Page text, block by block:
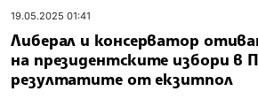
19.05.2025 01:41
Либерал и консерватор
на президентските избори в
резултатите от екзитпол